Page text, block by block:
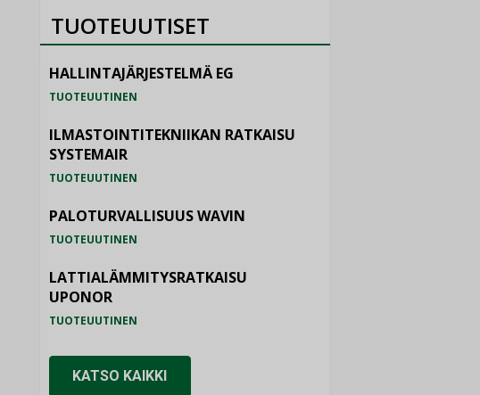
TUOTEUUTISET
HALLINTAJÄRJESTELMÄ EG
TUOTEUUTINEN
ILMASTOINTITEKNIIKAN RATKAISU
SYSTEMAIR
TUOTEUUTINEN
PALOTURVALLISUUS WAVIN
TUOTEUUTINEN
LATTIALÄMMITYSRATKAISU
UPONOR
TUOTEUUTINEN
KATSO KAIKKI